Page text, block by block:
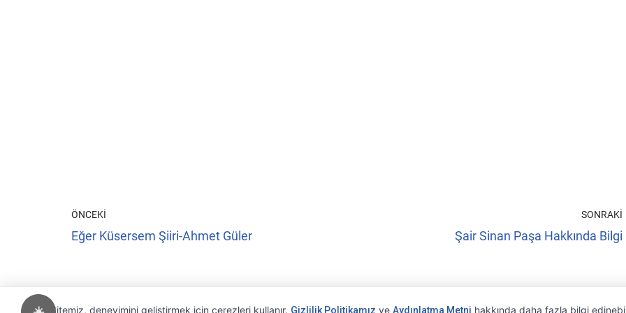
ÖNCEKI
Eğer Küsersem Şiiri-Ahmet Güler
SONRAKI
Şair Sinan Paşa Hakkında Bilgi
Sitemiz, deneyimini geliştirmek için çerezleri kullanır. Gizlilik Politikamız ve Aydınlatma Metni hakkında daha fazla bilgi